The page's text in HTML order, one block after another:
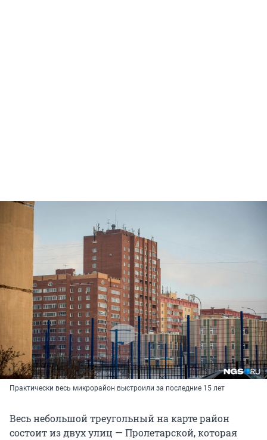
Практически весь микрорайон выстроили за последние 15 лет
Весь небольшой треугольный на карте район
состоит из двух улиц — Пролетарской, которая